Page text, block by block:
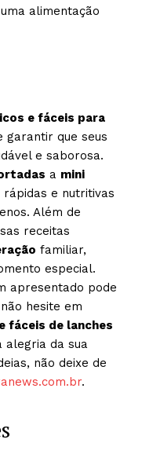
alimentação
e fáceis para
garantir que seus
e saborosa.
a mini
e nutritivas
Além de
receitas
familiar,
especial.
apresentado pode
hesite em
fáceis de lanches
alegria da sua
não deixe de
.